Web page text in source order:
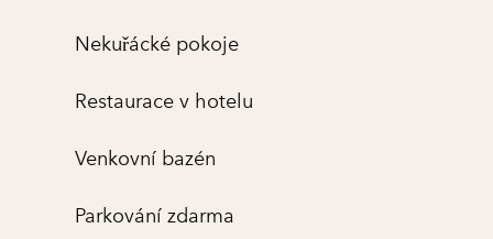
Nekuřácké pokoje
Restaurace v hotelu
Venkovní bazén
Parkování zdarma